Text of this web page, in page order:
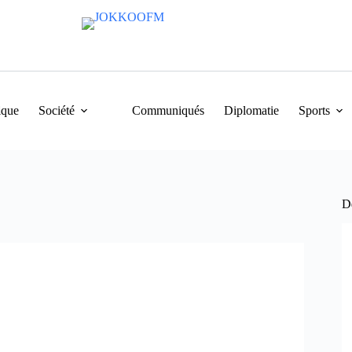
Société Communiqués Diplomatie Sports